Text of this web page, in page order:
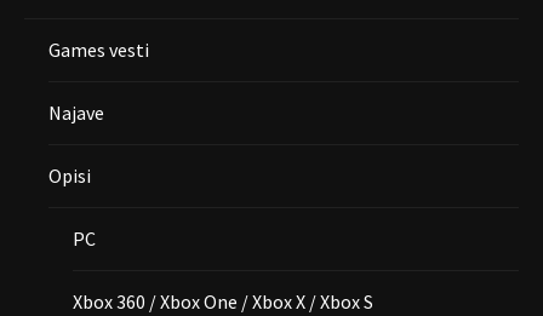
Games vesti
Najave
Opisi
PC
Xbox 360 / Xbox One / Xbox X / Xbox S